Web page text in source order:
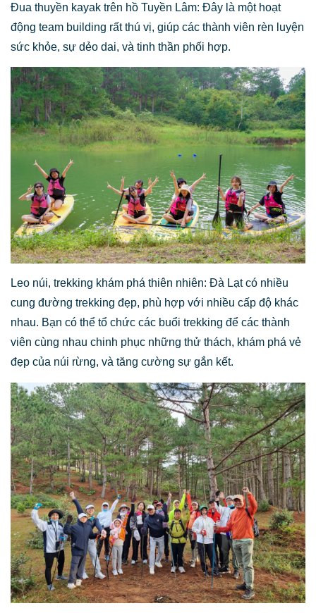
Đua thuyền kayak trên hồ Tuyền Lâm: Đây là một hoạt
động team building rất thú vị, giúp các thành viên rèn luyện
sức khỏe, sự dẻo dai, và tinh thần phối hợp.
Leo núi, trekking khám phá thiên nhiên: Đà Lạt có nhiều
cung đường trekking đẹp, phù hợp với nhiều cấp độ khác
nhau. Bạn có thể tổ chức các buổi trekking để các thành
viên cùng nhau chinh phục những thử thách, khám phá vẻ
đẹp của núi rừng, và tăng cường sự gắn kết.